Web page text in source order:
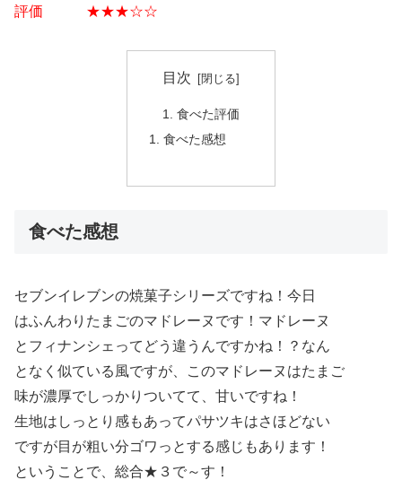
評価 ★★★☆☆
目次
食べた評価
食べた感想
食べた感想
セブンイレブンの焼菓子シリーズですね！今日
はふんわりたまごのマドレーヌです！マドレーヌ
とフィナンシェってどう違うんですかね！？なん
となく似ている風ですが、このマドレーヌはたまご
味が濃厚でしっかりついてて、甘いですね！
生地はしっとり感もあってパサツキはさほどない
ですが目が粗い分ゴワっとする感じもあります！
ということで、総合★３で～す！